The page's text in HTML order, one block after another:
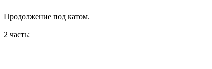
Продолжение под катом.
2 часть: